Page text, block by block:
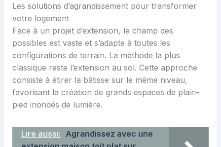
Les solutions d’agrandissement pour transformer
votre logement
Face à un projet d’extension, le champ des
possibles est vaste et s’adapte à toutes les
configurations de terrain. La méthode la plus
classique reste l’extension au sol. Cette approche
consiste à étirer la bâtisse sur le même niveau,
favorisant la création de grands espaces de plain-
pied inondés de lumière.
Lire aussi: Agrandissez avec une